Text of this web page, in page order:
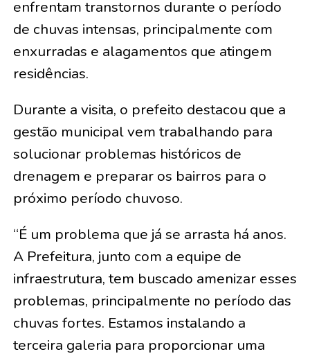
enfrentam transtornos durante o período
de chuvas intensas, principalmente com
enxurradas e alagamentos que atingem
residências.
Durante a visita, o prefeito destacou que a
gestão municipal vem trabalhando para
solucionar problemas históricos de
drenagem e preparar os bairros para o
próximo período chuvoso.
“É um problema que já se arrasta há anos.
A Prefeitura, junto com a equipe de
infraestrutura, tem buscado amenizar esses
problemas, principalmente no período das
chuvas fortes. Estamos instalando a
terceira galeria para proporcionar uma